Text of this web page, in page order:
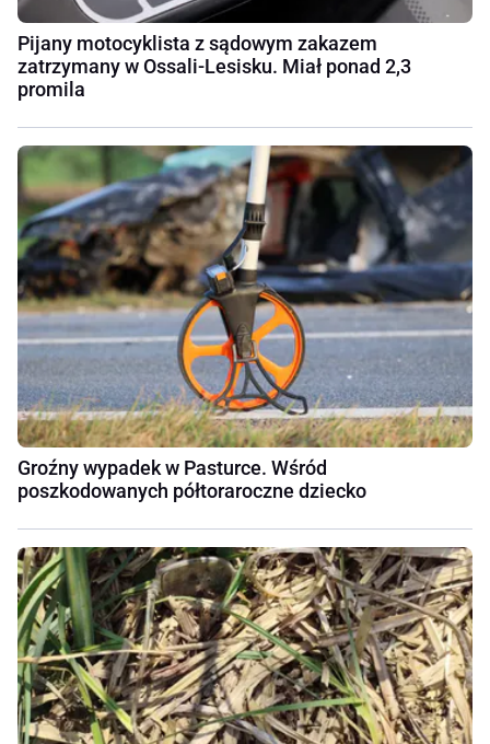
Pijany motocyklista z sądowym zakazem
zatrzymany w Ossali-Lesisku. Miał ponad 2,3
promila
Groźny wypadek w Pasturce. Wśród
poszkodowanych półtoraroczne dziecko